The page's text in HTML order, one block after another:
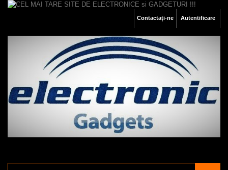
Autentificare
Contactați-ne